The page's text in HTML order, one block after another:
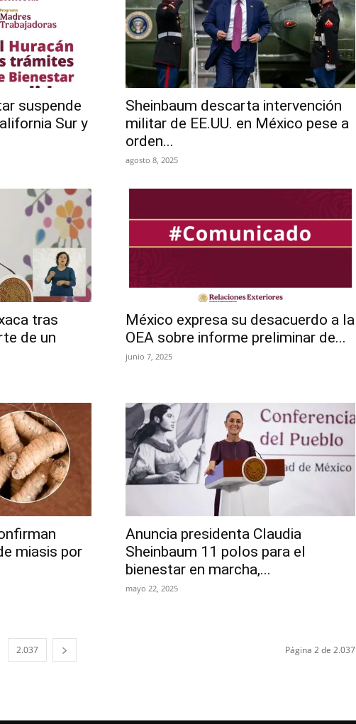
suspende
Sur y
Sheinbaum descarta intervención
militar de EE.UU. en México pese a
orden...
agosto 8, 2025
tras
de un
México expresa su desacuerdo a la
OEA sobre informe preliminar de...
junio 7, 2025
miasis por
Anuncia presidenta Claudia
Sheinbaum 11 polos para el
bienestar en marcha,...
mayo 22, 2025
2.037 Página 2 de 2.037